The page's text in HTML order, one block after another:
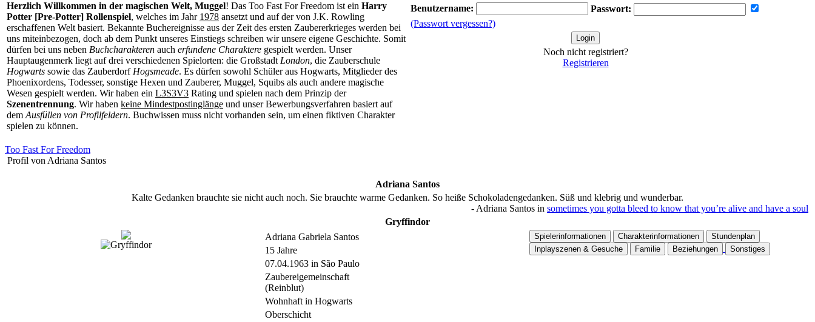
Herzlich Willkommen in der magischen Welt, Muggel! Das Too Fast For Freedom ist ein Harry
Potter [Pre-Potter] Rollenspiel, welches im Jahr 1978 ansetzt und auf der von J.K. Rowling
erschaffenen Welt basiert. Bekannte Buchereignisse aus der Zeit des ersten Zaubererkrieges werden bei
uns miteinbezogen, doch ab dem Punkt unseres Einstiegs schreiben wir unsere eigene Geschichte. Somit
dürfen bei uns neben Buchcharakteren auch erfundene Charaktere gespielt werden. Unser
Hauptaugenmerk liegt auf drei verschiedenen Spielorten: die Großstadt London, die Zauberschule
Hogwarts sowie das Zauberdorf Hogsmeade. Es dürfen sowohl Schüler aus Hogwarts, Mitglieder des
Phoenixordens, Todesser, sonstige Hexen und Zauberer, Muggel, Squibs als auch andere magische
Wesen gespielt werden. Wir haben ein L3S3V3 Rating und spielen nach dem Prinzip der
Szenentrennung. Wir haben keine Mindestpostinglänge und unser Bewerbungsverfahren basiert auf
dem Ausfüllen von Profilfeldern. Buchwissen muss nicht vorhanden sein, um einen fiktiven Charakter
spielen zu können.
Benutzername:
Passwort:
(Passwort vergessen?)
Noch nicht registriert?
Registrieren
Too Fast For Freedom
Profil von Adriana Santos
Adriana Santos
Kalte Gedanken brauchte sie nicht auch noch. Sie brauchte warme Gedanken. So heiße Schokoladengedanken. Süß und klebrig und wunderbar.
- Adriana Santos in sometimes you gotta bleed to know that you’re alive and have a soul
Gryffindor
Adriana Gabriela Santos
15 Jahre
07.04.1963 in São Paulo
Zaubereigemeinschaft
(Reinblut)
Wohnhaft in Hogwarts
Oberschicht
Spielerinformationen Charakterinformationen
Stundenplan
Inplayszenen & Gesuche
Familie Beziehungen Sonstiges